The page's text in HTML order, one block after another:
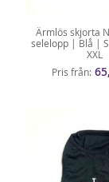
Ärmlös skjorta
selelopp | Blå |
XXL
Pris från